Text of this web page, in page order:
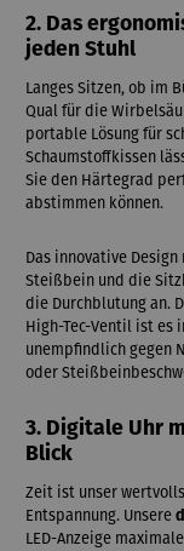
2. Das
jeden Stuhl
Langes Sitzen, ob im
Qual für die
portable Lösung für
Schaumstoffkissen
Sie den Härtegrad
abstimmen können.
Das innovative
Steißbein und die
die Durchblutung an.
High-Tec-Ventil ist es
unempfindlich gegen
oder
3. Digitale Uhr
Blick
Zeit ist unser
Entspannung. Unsere
LED-Anzeige